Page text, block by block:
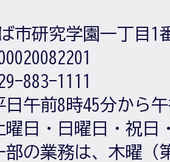
市研究学園一丁目1
883-1111
日午前8時45分から
曜日・日曜日・祝日
部の業務は、木曜（